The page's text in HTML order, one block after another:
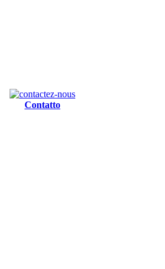
Contatto